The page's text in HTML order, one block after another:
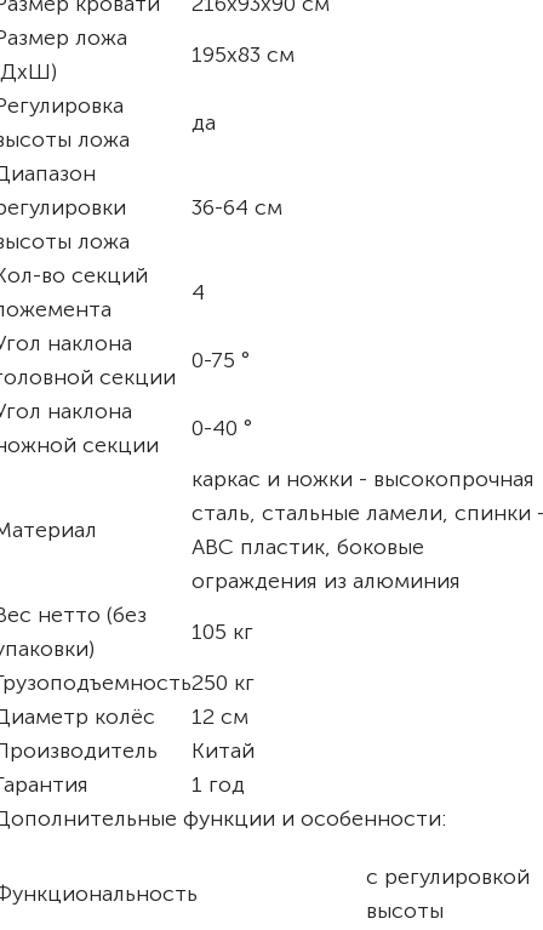
ложа
195х83 см
ложа
да
ложа
36-64 см
во секций
4
наклона
секции
0-75 °
наклона
секции
0-40 °
каркас и ножки - высокопрочная
сталь, стальные ламели, спинки
ABC пластик, боковые
ограждения из алюминия
нетто (без
105 кг
250 кг
колёс
12 см
Китай
1 год
функции и особенности:
с регулировкой
высоты